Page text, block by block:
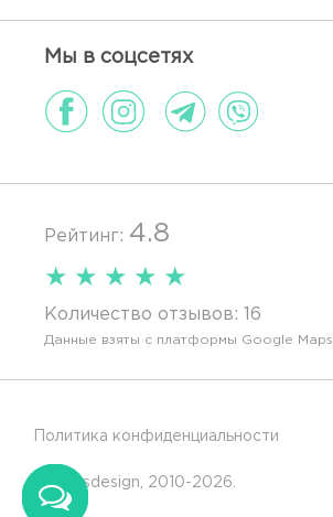
Мы в соцсетях
Рейтинг: 4.8
★ ★ ★ ★ ★
Количество отзывов: 16
Данные взяты с платформы Google Maps
Политика конфиденциальности
© Glassdesign, 2010-2026.